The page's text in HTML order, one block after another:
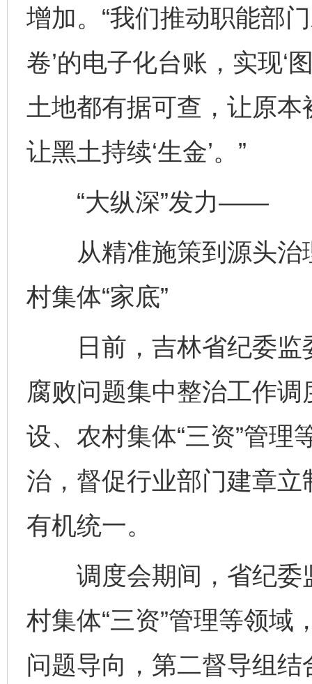
增加。“我们推动职能部
卷’的电子化台账，实现‘
土地都有据可查，让原
让黑土持续‘生金’。”
“大纵深”发力——
从精准施策到源头治
村集体“家底”
日前，吉林省纪委监
腐败问题集中整治工作
设、农村集体“三资”管理
治，督促行业部门建章
有机统一。
调度会期间，省纪委
村集体“三资”管理等领域
问题导向，第二督导组